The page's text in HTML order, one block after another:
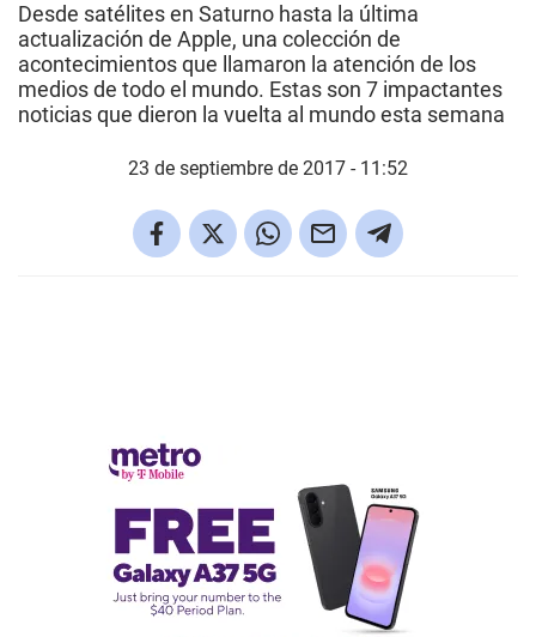
Desde satélites en Saturno hasta la última
actualización de Apple, una colección de
acontecimientos que llamaron la atención de los
medios de todo el mundo. Estas son 7 impactantes
noticias que dieron la vuelta al mundo esta semana
23 de septiembre de 2017 - 11:52